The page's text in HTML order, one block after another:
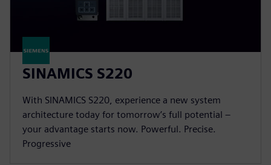
SINAMICS S220
With SINAMICS S220, experience a new system
architecture today for tomorrow’s full potential –
your advantage starts now. Powerful. Precise.
Progressive